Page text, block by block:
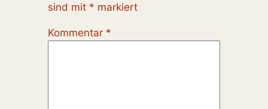
sind mit * markiert
Kommentar *